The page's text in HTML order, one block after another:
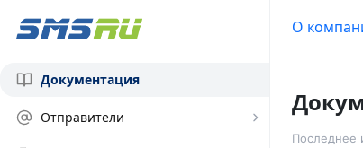
Документация
Отправители
О
Последнее